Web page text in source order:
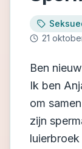
21
Ben
Ik ben
om
zijn